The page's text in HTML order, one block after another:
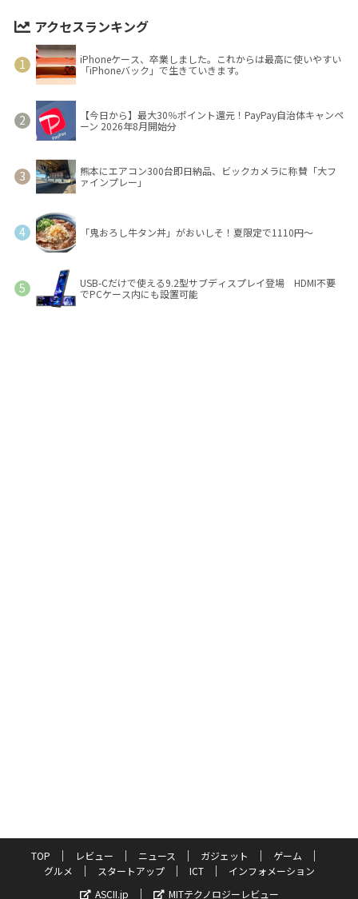
アクセスランキング
iPhoneケース、卒業しました。これからは最高に使いやすい
「iPhoneバック」で生きていきます。
【今日から】最大30％ポイント還元！PayPay自治体キャンペ
ーン 2026年8月開始分
熊本にエアコン300台即日納品、ビックカメラに称賛「大フ
ァインプレー」
「鬼おろし牛タン丼」がおいしそ！夏限定で1110円～
USB-Cだけで使える9.2型サブディスプレイ登場 HDMI不要
でPCケース内にも設置可能
TOP レビュー ニュース ガジェット
ゲーム
グルメ
スタートアップ ICT
インフォメーション
ASCII.jp
MITテクノロジーレビュー